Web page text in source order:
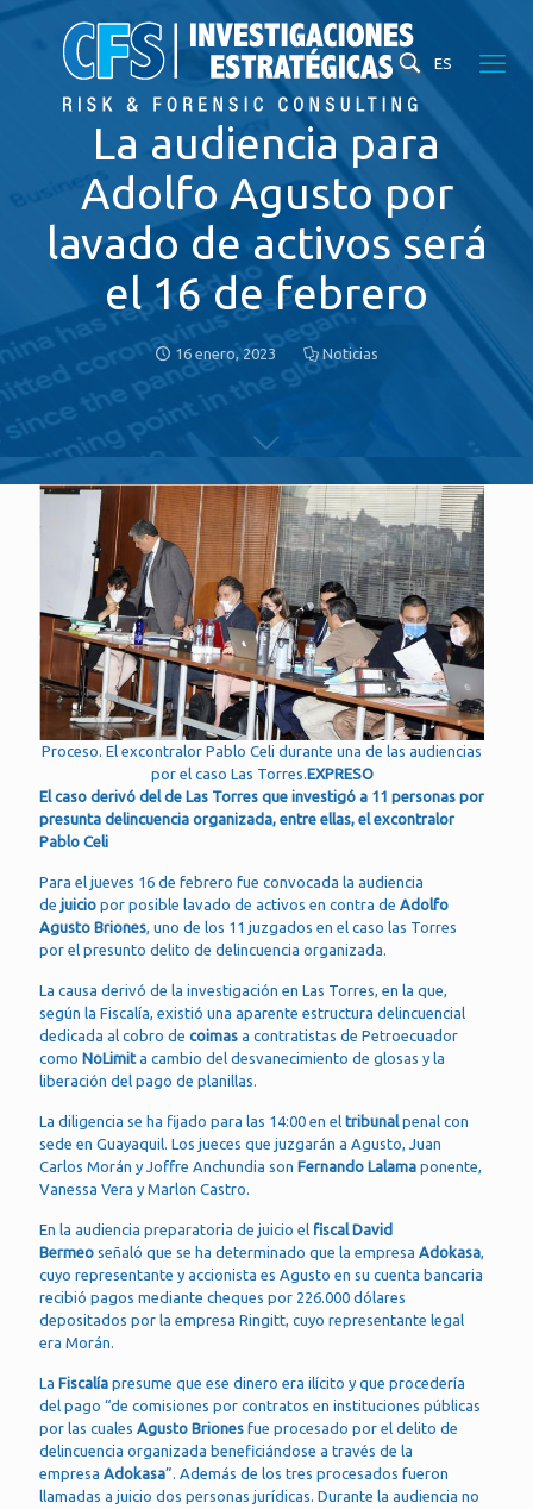
ES
La audiencia para
Adolfo Agusto por
lavado de activos será
el 16 de febrero
16 enero, 2023 Noticias
Proceso. El excontralor Pablo Celi durante una de las audiencias
por el caso Las Torres.EXPRESO
El caso derivó del de Las Torres que investigó a 11 personas por
presunta delincuencia organizada, entre ellas, el excontralor
Pablo Celi
Para el jueves 16 de febrero fue convocada la audiencia
de juicio por posible lavado de activos en contra de Adolfo
Agusto Briones, uno de los 11 juzgados en el caso las Torres
por el presunto delito de delincuencia organizada.
La causa derivó de la investigación en Las Torres, en la que,
según la Fiscalía, existió una aparente estructura delincuencial
dedicada al cobro de coimas a contratistas de Petroecuador
como NoLimita cambio del desvanecimiento de glosas y la
liberación del pago de planillas.
La diligencia se ha fijado para las 14:00 en el tribunalpenal con
sede en Guayaquil. Los jueces que juzgarán a Agusto, Juan
Carlos Morán y Joffre Anchundia son Fernando Lalama ponente,
Vanessa Vera y Marlon Castro.
En la audiencia preparatoria de juicio el fiscal David
Bermeo señaló que se ha determinado que la empresa Adokasa,
cuyo representante y accionista es Agusto en su cuenta bancaria
recibió pagos mediante cheques por 226.000 dólares
depositados por la empresa Ringitt, cuyo representante legal
era Morán.
La Fiscalía presume que ese dinero era ilícito y que procedería
del pago “de comisiones por contratos en instituciones públicas
por las cuales Agusto Briones fue procesado por el delito de
delincuencia organizada beneficiándose a través de la
empresa Adokasa”. Además de los tres procesados fueron
llamadas a juicio dos personas jurídicas. Durante la audiencia no